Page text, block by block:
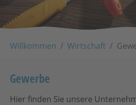
Willkommen Wirtschaft
Gewerbe
Hier finden Sie unsere